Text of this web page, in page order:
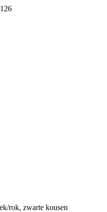
rok, zwarte kousen